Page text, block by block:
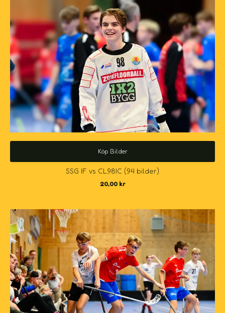
Köp Bilder
SSG IF vs CL98IC (94 bilder)
20,00 kr